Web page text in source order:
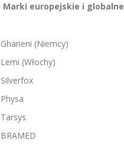
Marki europejskie i
Gharieni (Niemcy)
Lemi (Włochy)
Silverfox
Physa
Tarsys
BRAMED